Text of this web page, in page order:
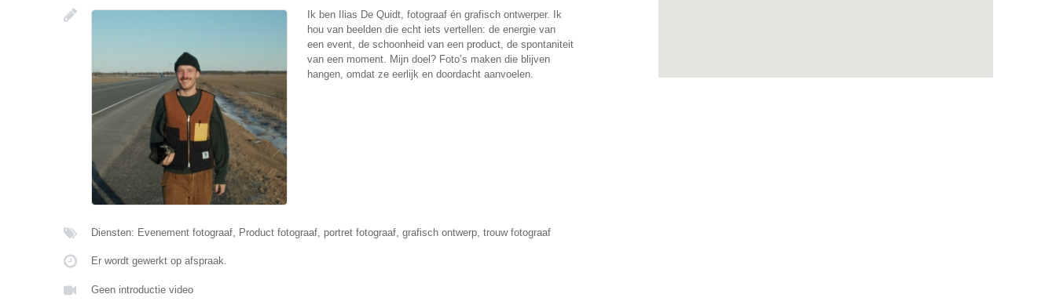
Ik ben Ilias De Quidt, fotograaf én grafisch ontwerper. Ik
hou van beelden die echt iets vertellen: de energie van
een event, de schoonheid van een product, de spontaniteit
van een moment. Mijn doel? Foto’s maken die blijven
hangen, omdat ze eerlijk en doordacht aanvoelen.
Diensten: Evenement fotograaf, Product fotograaf, portret fotograaf, grafisch ontwerp, trouw fotograaf
Er wordt gewerkt op afspraak.
Geen introductie video